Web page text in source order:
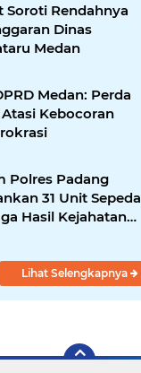
Soroti Rendahnya
Dinas
Medan
Medan: Perda
Atasi Kebocoran
Polres Padang
31 Unit Sepeda
Hasil Kejahatan
di Pasar
Lihat Selengkapnya